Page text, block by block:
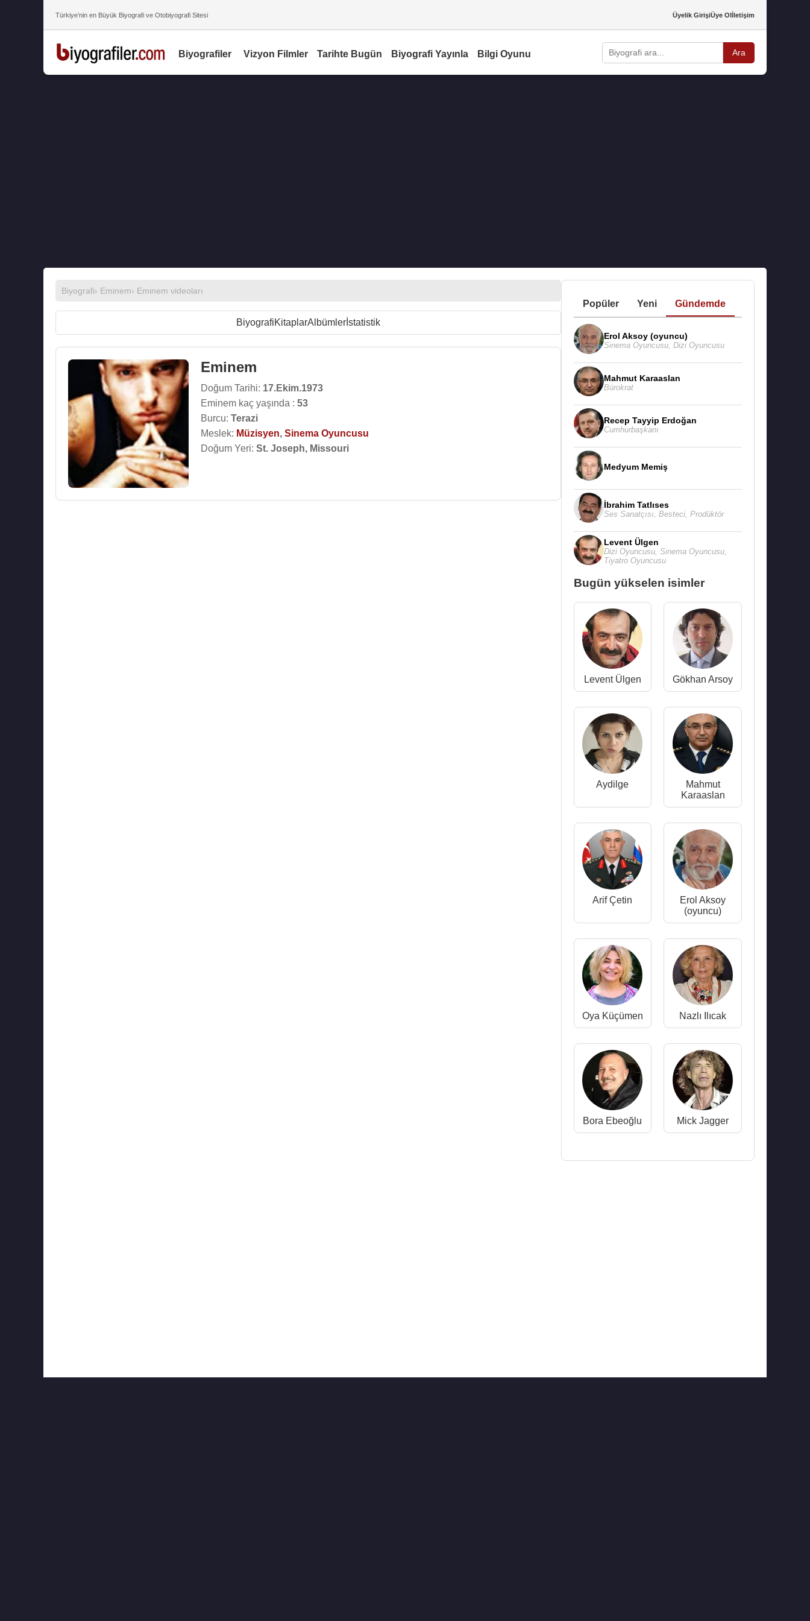
Türkiye’nin en Büyük Biyografi ve Otobiyografi Sitesi Üyelik GirişiÜye Olİletişim
Biyografiler Vizyon Filmler Tarihte Bugün Biyografi Yayınla Bilgi Oyunu Ara
Biyografi› Eminem› Eminem videoları
BiyografiKitaplarAlbümlerİstatistik
Eminem
Doğum Tarihi: 17.Ekim.1973
Eminem kaç yaşında : 53
Burcu: Terazi
Meslek: Müzisyen, Sinema Oyuncusu
Doğum Yeri: St. Joseph, Missouri
Popüler Yeni Gündemde
Erol Aksoy (oyuncu)
Sinema Oyuncusu, Dizi Oyuncusu
Mahmut Karaaslan
Bürokrat
Recep Tayyip Erdoğan
Cumhurbaşkanı
Medyum Memiş
İbrahim Tatlıses
Ses Sanatçısı Besteci, Prodüktör
Levent Ülgen
Dizi Oyuncusu, Sinema Oyuncusu,
Tiyatro Oyuncusu
Bugün yükselen isimler
Levent Ülgen Gökhan Arsoy
Aydilge
Mahmut
Karaaslan
Arif Çetin
Erol Aksoy
(oyuncu)
Oya Küçümen Nazlı Ilıcak
Bora Ebeoğlu Mick Jagger